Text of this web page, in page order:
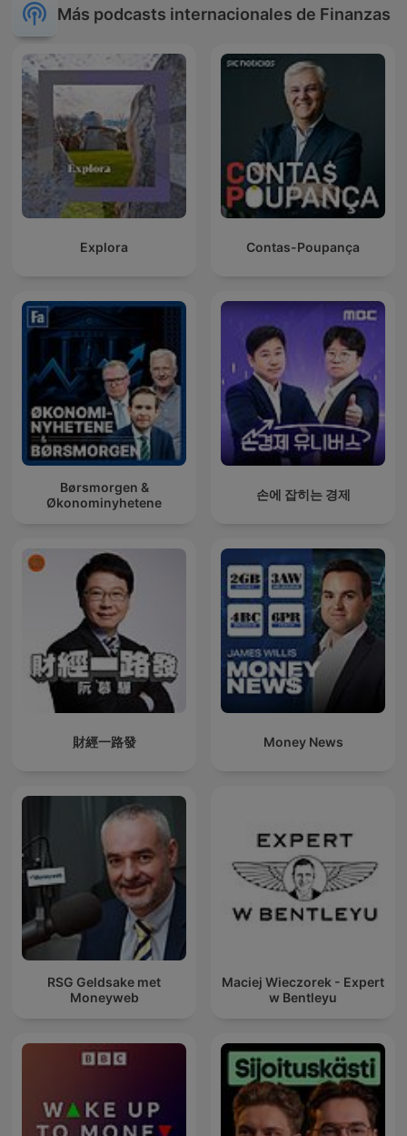
Más podcasts internacionales de Finanzas
Explora Contas-Poupança
Børsmorgen &
Økonominyhetene
손에 잡히는 경제
財經一路發 Money News
RSG Geldsake met
Moneyweb
Maciej Wieczorek - Expert
w Bentleyu